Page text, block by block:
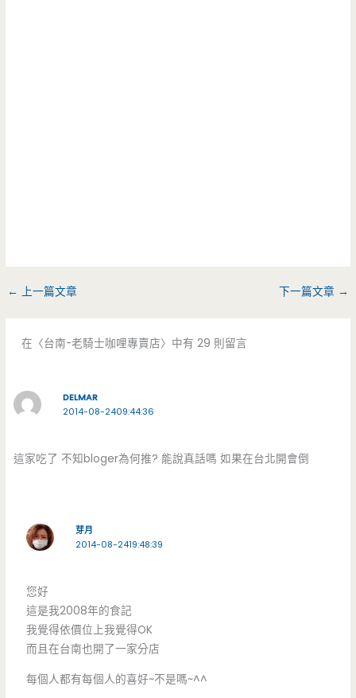
← 上一篇文章 下一篇文章 →
在〈台南-老騎士咖哩專賣店〉中有 29 則留言
DELMAR
2014-08-2409:44:36
這家吃了 不知bloger為何推? 能說真話嗎 如果在台北開會倒
芽月
2014-08-2419:48:39
您好
這是我2008年的食記
我覺得依價位上我覺得OK
而且在台南也開了一家分店
每個人都有每個人的喜好~不是嗎~^^